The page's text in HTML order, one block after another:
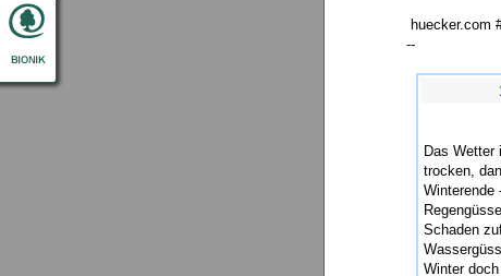
huecker.com
--
Das Wetter
trocken,
Winterende
Schaden
Winter